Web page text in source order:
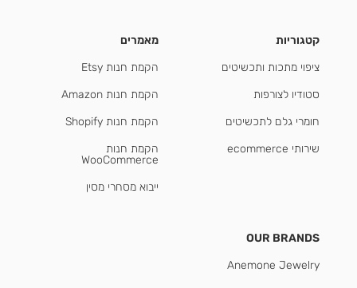
קטגוריות
ציפוי מתכות ותכשיטים
סטודיו לצורפות
חומרי גלם לתכשיטים
שירותי ecommerce
מאמרים
הקמת חנות Etsy
הקמת חנות Amazon
הקמת חנות Shopify
הקמת חנות
WooCommerce
ייבוא מסחרי מסין
OUR BRANDS
Anemone Jewelry